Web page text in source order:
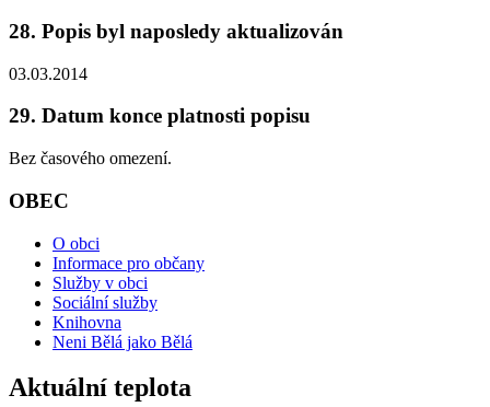
28. Popis byl naposledy aktualizován
03.03.2014
29. Datum konce platnosti popisu
Bez časového omezení.
OBEC
O obci
Informace pro občany
Služby v obci
Sociální služby
Knihovna
Neni Bělá jako Bělá
Aktuální teplota